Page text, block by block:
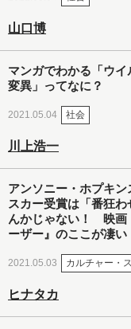
山口博
マンガでわかる「ウイ
変異」ってなに？
2021.05.04 社会
川上浩一
アンソニー・ホプキン
スカー受賞は「番狂わ
んかじゃない！ 映画
ーザー』のここが凄い
2021.05.03 カルチャー・
ヒナタカ